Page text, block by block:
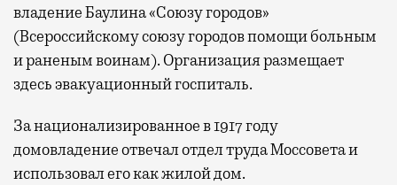
владение Баулина «Союзу городов»
(Всероссийскому союзу городов помощи больным
и раненым воинам). Организация размещает
здесь эвакуационный госпиталь.
За национализированное в 1917 году
домовладение отвечал отдел труда Моссовета и
использовал его как жилой дом.